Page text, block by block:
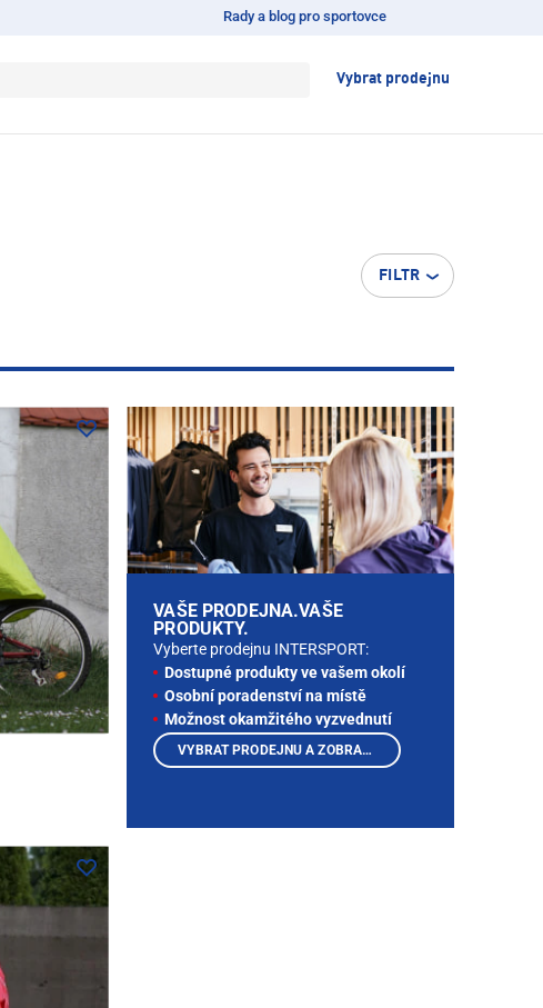
Rady a blog pro sportovce
Vybrat prodejnu
FILTR
VAŠE PRODEJNA.VAŠE
PRODUKTY.
Vyberte prodejnu INTERSPORT:
Dostupné produkty ve vašem okolí
Osobní poradenství na místě
Možnost okamžitého vyzvednutí
VYBRAT PRODEJNU A ZOBRAZIT PRODUKTY